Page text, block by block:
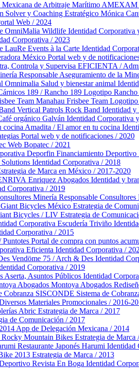
AMEXAM
Mónica
Web / 2024
OmniMalia Wildlife Identidad Corporativa
Corporativa / 2023
LauRe Events à la Carte Identidad
México Portal web y de
EFICIENTA /
Aseguramiento de la
Omnimalia Salud y bienestar animal
189 / Rancho 189 Logotipo
Manahau Frisbee Team Logotipo
Vertical Patrols Rock Band Identidad y
orgánico Galván Identidad Corporativa
Amadita / El amor en tu cocina
Portal web y de notificaciones / 2020
Web Bopatec / 2021
Deporfin Financiamiento Deportivo
Solutions Identidad Corporativa / 2018
de Marca en México / 2017-2020
Enriquez Abogados Identidad y
Corporativa / 2019
Minería Responsable Consultores
Giant Bicycles México Estrategia de
Bicycles / LIV Estrategia de
Escudería Triviño
Corporativa / 2015
Puntotes Portal de compra con puntos
Eficienta Identidad Corporativa /
Vendöme 75 / Arch & Des Identidad
Corporativa / 2019
Aserta, Asuntos Públicos Identidad
Montoya Abogados
SISCONDE Sistema de
Materiales Promocionales / 2016-
Abric Estrategia de Marca / 2017
de Comunicación / 2017
App de Delegación Mexicana / 2014
Rocky Mountain Bikes Estrategia de Marca
Restaurante Japonés Harumi Identidad
2013 Estrategia de Marca / 2013
Revista En Boga Identidad